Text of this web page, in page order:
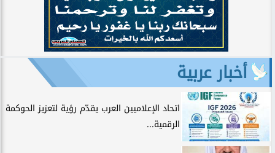
أخبار عربية
اتحاد الإعلاميين العرب يقدّم رؤية لتعزيز الحوكمة
الرقمية...